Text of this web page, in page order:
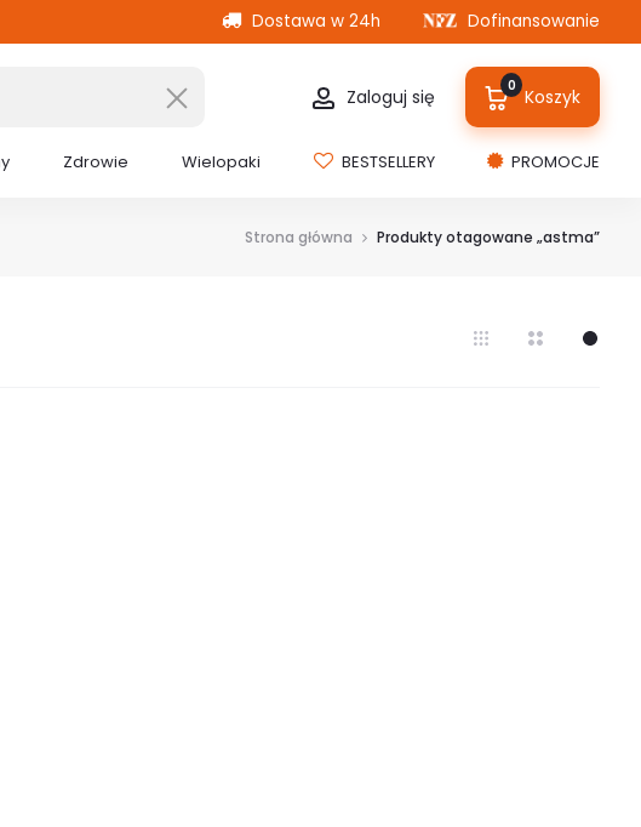
Dostawa w 24h Dofinansowanie
Zaloguj się 0 Koszyk
Zdrowie Wielopaki BESTSELLERY PROMOCJE
Strona główna Produkty otagowane „astma”